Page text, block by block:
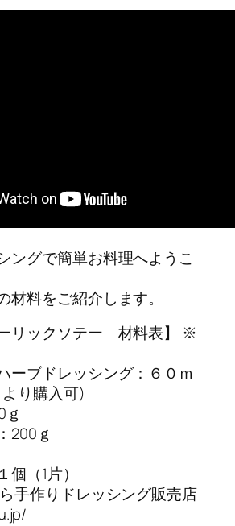
ングで簡単お料理へようこ
材料をご紹介します。
ーリックソテー 材料表】 ※
ーブドレッシング：６０ｍ
より購入可)
ｇ
200ｇ
個（1片）
手作りドレッシング販売店